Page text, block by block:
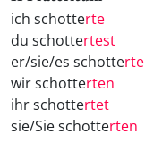
ich schotterte
du schottertest
er/sie/es schotterte
wir schotterten
ihr schottertet
sie/Sie schotterten